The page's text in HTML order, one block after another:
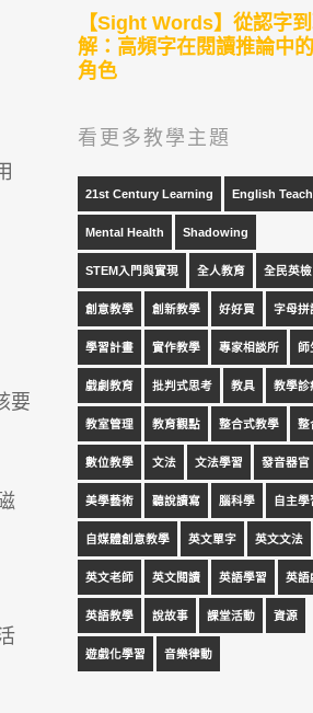
要
【Sight Words】從認字
解：高頻字在閱讀推論中
角色
看更多教學主題
21st Century Learning English
Mental Health Shadowing
STEM入門與實現 全人教育 全民英檢
創意教學 創新教學 好好買 字母拼
學習計畫 實作教學 專家相談所 師
戲劇教育 批判式思考 教具 教學診
教室管理 教育觀點 整合式教學 整
數位教學 文法 文法學習 發音器官
美學藝術 聽說讀寫 腦科學 自主學
自媒體創意教學 英文單字 英文文法
英文老師 英文閱讀 英語學習 英語
英語教學 說故事 課堂活動 資源
遊戲化學習 音樂律動